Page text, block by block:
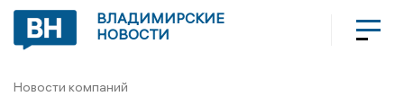
ВЛАДИМИРСКИЕ
НОВОСТИ
Новости компаний